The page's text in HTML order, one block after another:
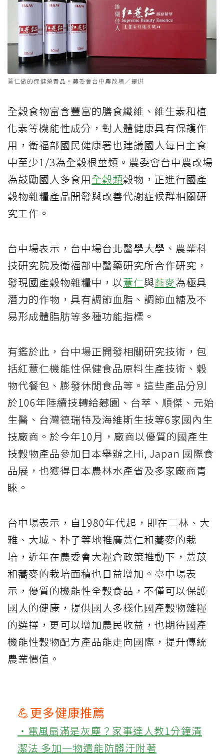
薏仁做的保健營養品。農委會台中農改場／提供
全穀食物富含豐富的膳食纖維、維生素和植
化素等機能性成分，對人體健康具有保護作
用，衛福部國民健康署也建議國人每日主食
中至少1/3為全穀根莖類。農委會台中農改場
為鼓勵國人多食用全穀類穀物，正進行國產
穀物雜糧產品開發與改善代謝症候群相關研
究工作。
台中場表示，台中場台北醫學大學、農業科
技研究院及衛福部中醫藥研究所合作研究，
發現國產穀物雜糧中，以薏仁與蕎麥為極具
潛力的作物，具有調節血脂、調節血糖及不
易形成體脂肪等多種功能指標。
有鑑於此，台中場正開發相關研究技術，包
括紅薏仁機能性保健食品原料生產技術、穀
物代餐包、膨發休閒食品等。這些產品分別
於106年陸續技轉給薌園、台萃、順傑、元始
生醫、台灣德瑞特及海維斯生技等6家國內生
技廠商。於今年10月，廠商以優質的國產生
技穀物產品參加日本舉辦之Hi, Japan 國際食
品展，也獲得日本農林水產省及多家廠商青
睞。
台中場表示，自1980年代起，即在二林、大
雅、大城、朴子等地推廣薏仁和蕎麥的栽
培，近年在農委會大糧倉政策推動下，薏苡
和蕎麥的栽培面積也日益增加。臺中場表
示，優質的機能性全穀食品，不僅可以保護
國人的健康，提供國人多樣化國產穀物雜糧
的選擇，更可以增加農民收益，也期待國產
機能性穀物配方產品能走向國際，提升傳統
農業價值。
💪更多健康推薦
‧電風扇滿是灰塵？家事達人教1分鐘清
潔法 多加一物還能防髒汙附著